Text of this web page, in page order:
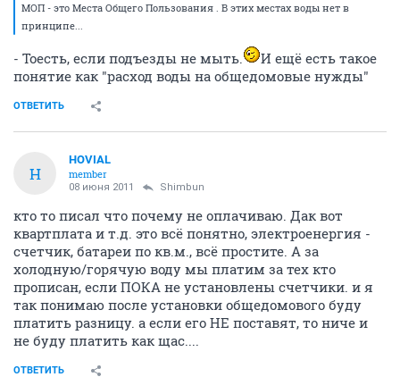
МОП - это Места Общего Пользования . В этих местах воды нет в
принципе...
- Тоесть, если подъезды не мыть.
И ещё есть такое
понятие как "расход воды на общедомовые нужды"
ОТВЕТИТЬ
H
HOVIAL
member
08 июня 2011 Shimbun
кто то писал что почему не оплачиваю. Дак вот
квартплата и т.д. это всё понятно, электроенергия -
счетчик, батареи по кв.м., всё простите. А за
холодную/горячую воду мы платим за тех кто
прописан, если ПОКА не установлены счетчики. и я
так понимаю после установки общедомового буду
платить разницу. а если его НЕ поставят, то ниче и
не буду платить как щас....
ОТВЕТИТЬ